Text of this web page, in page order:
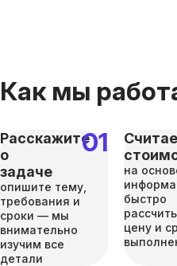
Как мы
Расскажите
о
задаче
опишите тему,
требования и
сроки — мы
внимательно
изучим все
детали
на
быстро
цену и